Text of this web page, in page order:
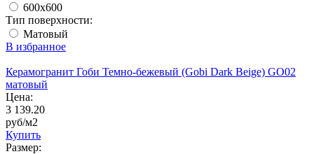
600x600
Тип поверхности:
Матовый
В избранное
Керамогранит Гоби Темно-бежевый (Gobi Dark Beige) GO02
матовый
Цена:
3 139.20
руб/м2
Купить
Размер: